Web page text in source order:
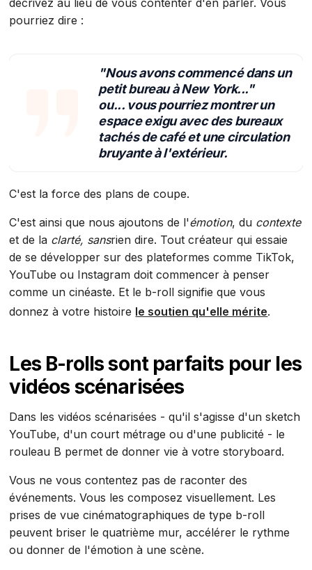
décrivez au lieu de vous contenter d'en parler. Vous
pourriez dire :
"Nous avons commencé dans un
petit bureau à New York..."
ou... vous pourriez montrer un
espace exigu avec des bureaux
tachés de café et une circulation
bruyante à l'extérieur.
C'est la force des plans de coupe.
C'est ainsi que nous ajoutons de l'émotion, du contexte
et de la clarté, sansrien dire. Tout créateur qui essaie
de se développer sur des plateformes comme TikTok,
YouTube ou Instagram doit commencer à penser
comme un cinéaste. Et le b-roll signifie que vous
donnez à votre histoire le soutien qu'elle mérite.
Les B-rolls sont parfaits pour les
vidéos scénarisées
Dans les vidéos scénarisées - qu'il s'agisse d'un sketch
YouTube, d'un court métrage ou d'une publicité - le
rouleau B permet de donner vie à votre storyboard.
Vous ne vous contentez pas de raconter des
événements. Vous les composez visuellement. Les
prises de vue cinématographiques de type b-roll
peuvent briser le quatrième mur, accélérer le rythme
ou donner de l'émotion à une scène.